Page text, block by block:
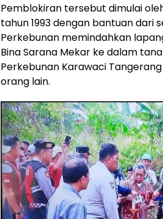
Pemblokiran tersebut dimulai
tahun 1993 dengan bantuan dari
Perkebunan memindahkan
Bina Sarana Mekar ke dalam
Perkebunan Karawaci
orang lain.